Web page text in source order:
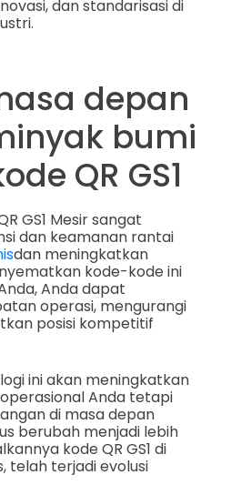
dan standarisasi di
depan
bumi
QR GS1
GS1 Mesir sangat
dan keamanan rantai
dan meningkatkan
kode-kode ini
Anda dapat
operasi, mengurangi
posisi kompetitif
ini akan meningkatkan
Anda tetapi
di masa depan
berubah menjadi lebih
kode QR GS1 di
telah terjadi evolusi